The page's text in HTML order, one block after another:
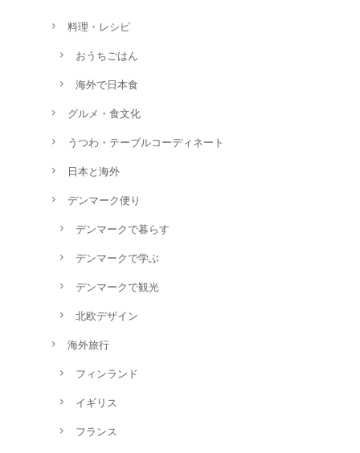
料理・レシピ
おうちごはん
海外で日本食
グルメ・食文化
うつわ・テーブルコーディネート
日本と海外
デンマーク便り
デンマークで暮らす
デンマークで学ぶ
デンマークで観光
北欧デザイン
海外旅行
フィンランド
イギリス
フランス